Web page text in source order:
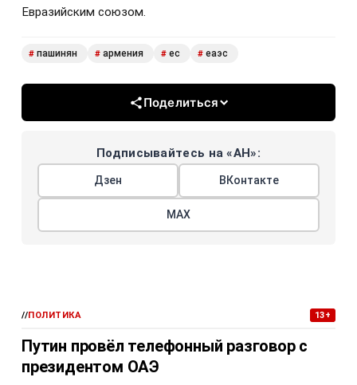
Евразийским союзом.
# пашинян # армения # ес # еаэс
Поделиться
Подписывайтесь на «АН»:
Дзен ВКонтакте
МАХ
//ПОЛИТИКА 13+
Путин провёл телефонный разговор с
президентом ОАЭ